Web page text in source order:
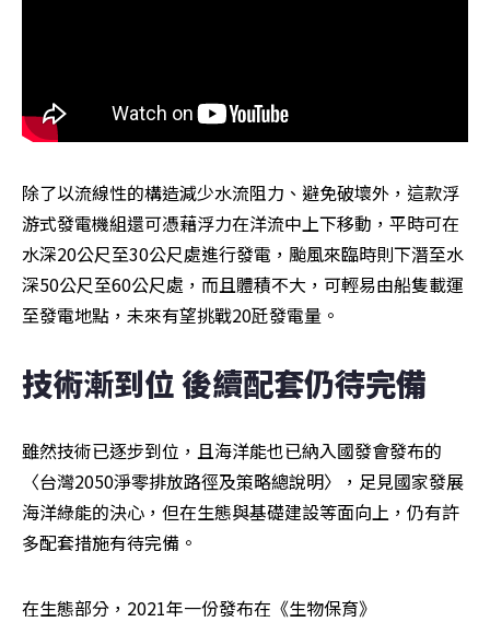
除了以流線性的構造減少水流阻力、避免破壞外，這款浮
游式發電機組還可憑藉浮力在洋流中上下移動，平時可在
水深20公尺至30公尺處進行發電，颱風來臨時則下潛至水
深50公尺至60公尺處，而且體積不大，可輕易由船隻載運
至發電地點，未來有望挑戰20瓩發電量。
技術漸到位 後續配套仍待完備
雖然技術已逐步到位，且海洋能也已納入國發會發布的
〈台灣2050淨零排放路徑及策略總說明〉，足見國家發展
海洋綠能的決心，但在生態與基礎建設等面向上，仍有許
多配套措施有待完備。
在生態部分，2021年一份發布在《生物保育》